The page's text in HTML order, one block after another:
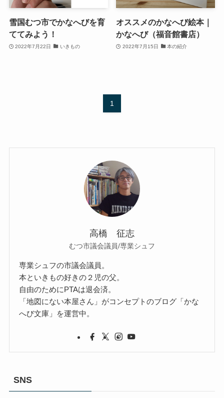
雪国むつ市でかなへびを育
ててみよう！
2022年7月22日 いきもの
オススメのかなへび絵本｜
かなへび（福音館書店）
2022年7月15日 本の紹介
1
高橋 征志
むつ市議会議員/専業シュフ
専業シュフの市議会議員。
本といきもの好きの２児の父。
自由のためにPTAは退会済。
「地図にない本屋さん」がコンセプトのブログ「かな
へび文庫」を運営中。
SNS